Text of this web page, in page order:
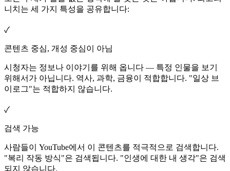
니치는 세 가지 특성을 공유합니다:
✓
콘텐츠 중심, 개성 중심이 아님
시청자는 정보나 이야기를 위해 옵니다 — 특정 인물을 보기
위해서가 아닙니다. 역사, 과학, 금융이 적합합니다. "일상 브
이로그"는 적합하지 않습니다.
✓
검색 가능
사람들이 YouTube에서 이 콘텐츠를 적극적으로 검색합니다.
"복리 작동 방식"은 검색됩니다. "인생에 대한 내 생각"은 검색
되지 않습니다.